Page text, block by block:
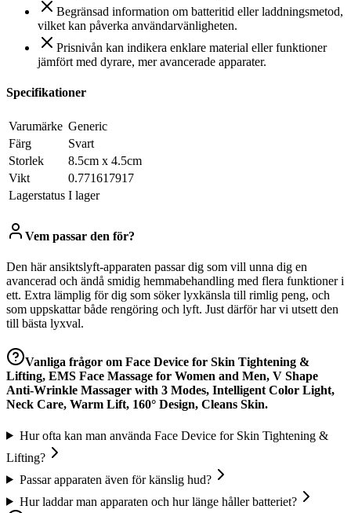
Begränsad information om batteritid eller laddningsmetod,
vilket kan påverka användarvänligheten.
Prisnivån kan indikera enklare material eller funktioner
jämfört med dyrare, mer avancerade apparater.
Specifikationer
Varumärke Generic
Färg
Svart
Storlek
8.5cm x 4.5cm
Vikt
0.771617917
Lagerstatus I lager
Vem passar den för?
Den här ansiktslyft-apparaten passar dig som vill unna dig en
avancerad och ändå smidig hemmabehandling med flera funktioner i
ett. Extra lämplig för dig som söker lyxkänsla till rimlig peng, och
som uppskattar både rengöring och lyft. Just därför har vi utsett den
till bästa lyxval.
Vanliga frågor om Face Device for Skin Tightening &
Lifting, EMS Face Massage for Women and Men, V Shape
Anti-Wrinkle Massager with 3 Modes, Intelligent Color Light,
Neck Care, Warm Lift, 160° Design, Cleans Skin.
Hur ofta kan man använda Face Device for Skin Tightening &
Lifting?
Passar apparaten även för känslig hud?
Hur laddar man apparaten och hur länge håller batteriet?